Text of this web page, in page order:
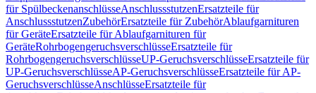
für SpülbeckenanschlüsseAnschlussstutzenErsatzteile für
AnschlussstutzenZubehörErsatzteile für ZubehörAblaufgarnituren
für GeräteErsatzteile für Ablaufgarnituren für
GeräteRohrbogengeruchsverschlüsseErsatzteile für
RohrbogengeruchsverschlüsseUP-GeruchsverschlüsseErsatzteile für
UP-GeruchsverschlüsseAP-GeruchsverschlüsseErsatzteile für AP-
GeruchsverschlüsseAnschlüsseErsatzteile für